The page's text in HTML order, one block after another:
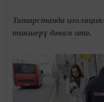
Татарстанда
тикшерү дәвам итә.